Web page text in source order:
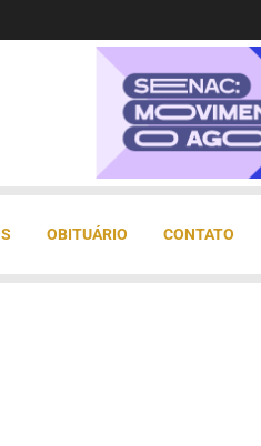
OBITUÁRIO CONTATO